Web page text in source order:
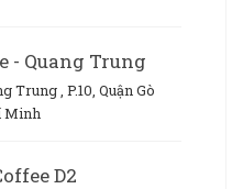
- Quang Trung
Trung , P.10, Quận Gò
Minh
D2